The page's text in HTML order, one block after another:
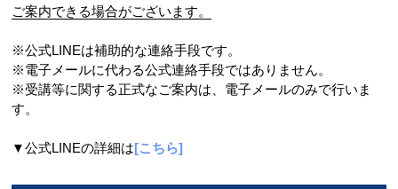
ご案内できる場合がございます。
※公式LINEは補助的な連絡手段です。
※電子メールに代わる公式連絡手段ではありません。
※受講等に関する正式なご案内は、電子メールのみで行いま
す。
▼公式LINEの詳細は[こちら]